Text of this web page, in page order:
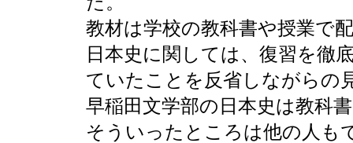
教材は学校の教科書や授業で
日本史に関しては、復習を徹
ていたことを反省しながらの
早稲田文学部の日本史は教科
そういったところは他の人も